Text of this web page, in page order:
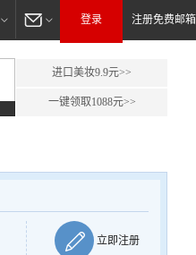
登录 注册免费邮箱
进口美妆9.9元>>
一键领取1088元>>
立即注册